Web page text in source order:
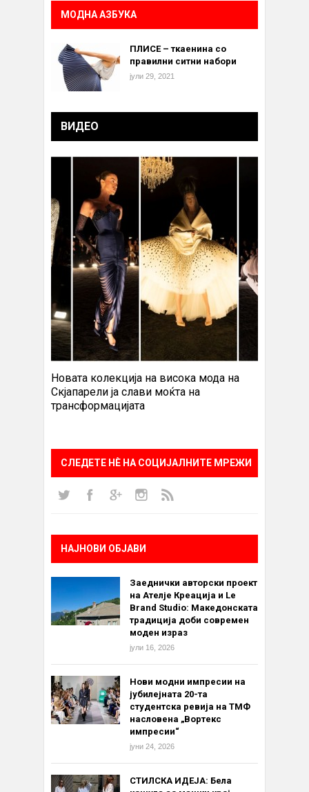
МОДНА АЗБУКА
ПЛИСЕ – ткаенина со
правилни ситни набори
јули 29, 2021
ВИДЕО
Новата колекција на висока мода на
Скјапарели ја слави моќта на
трансформацијата
СЛЕДЕТЕ НÈ НА СОЦИЈАЛНИТЕ МРЕЖИ
НАЈНОВИ ОБЈАВИ
Заеднички авторски проект
на Ателје Креација и Le
Brand Studio: Македонската
традиција доби современ
моден израз
јули 16, 2026
Нови модни импресии на
јубилејната 20-та
студентска ревија на ТМФ
насловена „Вортекс
импресии“
јуни 24, 2026
СТИЛСКА ИДЕЈА: Бела